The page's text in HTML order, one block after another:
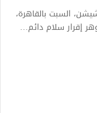
السبت بالقاهرة،
إقرار سلام دائم…